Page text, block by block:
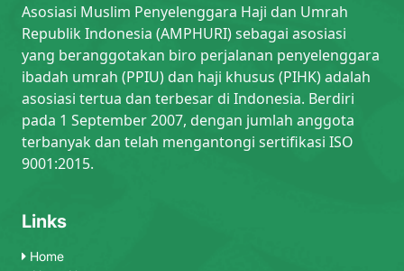
Asosiasi Muslim Penyelenggara Haji dan Umrah
Republik Indonesia (AMPHURI) sebagai asosiasi
yang beranggotakan biro perjalanan penyelenggara
ibadah umrah (PPIU) dan haji khusus (PIHK) adalah
asosiasi tertua dan terbesar di Indonesia. Berdiri
pada 1 September 2007, dengan jumlah anggota
terbanyak dan telah mengantongi sertifikasi ISO
9001:2015.
Links
Home